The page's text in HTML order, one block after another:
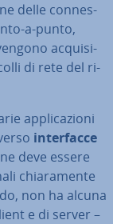
delle con­nes­
a-punto,
ac­qui­si­
di rete del ri­
ap­pli­ca­zio­ni
in­ter­fac­ce
deve essere
chia­ra­men­te
non ha alcuna
e di server –